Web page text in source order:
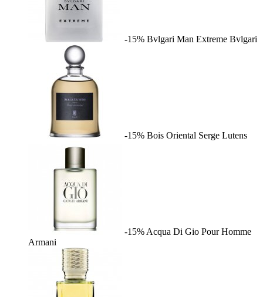
-15% Bvlgari Man Extreme Bvlgari
-15% Bois Oriental Serge Lutens
-15% Acqua Di Gio Pour Homme
Armani